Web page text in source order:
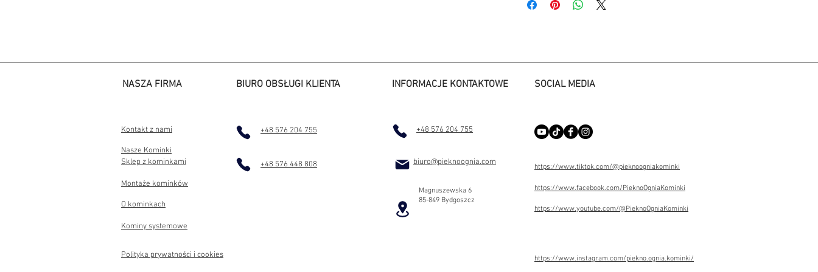
pracy grzewczej.Wkłady konwekcyjne
będzie łatwa i wygodna. Wykonano je przy
zastosowaniu najnowocześniejszych i
(jednolitą) lubz szybą łączoną
NASZA FIRMA
Kontakt z nami
BIURO OBSŁUGI KLIENTA
+48 576 204 755
INFORMACJE KONTAKTOWE
+48 576 204 755
SOCIAL MEDIA
Nasze Kominki
Sklep z kominkami
+48 576 448 808
Montaże kominków
O kominkach
biuro@pieknoognia.com
Magnuszewska 6
85-849 Bydgoszcz
https://www.tiktok.com/@pieknoogniakominki
https://www.facebook.com/PieknoOgniaKominki
https://www.youtube.com/@PieknoOgniaKominki
Kominy systemowe
Polityka prywatności i cookies https://www.instagram.com/piekno.ognia.kominki/